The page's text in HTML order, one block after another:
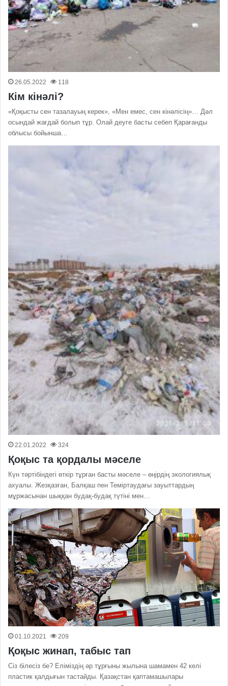
26.05.2022 118
Кім кінәлі?
«Қоқысты сен тазалауың керек», «Мен емес, сен кінәлісің»… Дәл
осындай жағдай болып тұр. Олай деуге басты себеп Қарағанды
облысы бойынша…
22.01.2022 324
Қоқыс та қордалы мәселе
Күн тәртібіндегі өткір тұрған басты мәселе – өңірдің экологиялық
ахуалы. Жезқазған, Балқаш пен Теміртаудағы зауыттардың
мұржасынан шыққан будақ-будақ түтіні мен…
01.10.2021 209
Қоқыс жинап, табыс тап
Сіз білесіз бе? Еліміздің әр тұрғыны жылына шамамен 42 келі
пластик қалдығын тастайды. Қазақстан қаптамашылары